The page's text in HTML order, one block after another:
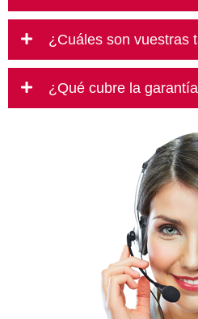
¿Cuáles son vuestras
¿Qué cubre la